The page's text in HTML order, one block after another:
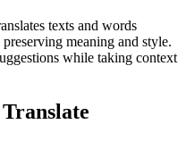
texts and words
meaning and style.
while taking context